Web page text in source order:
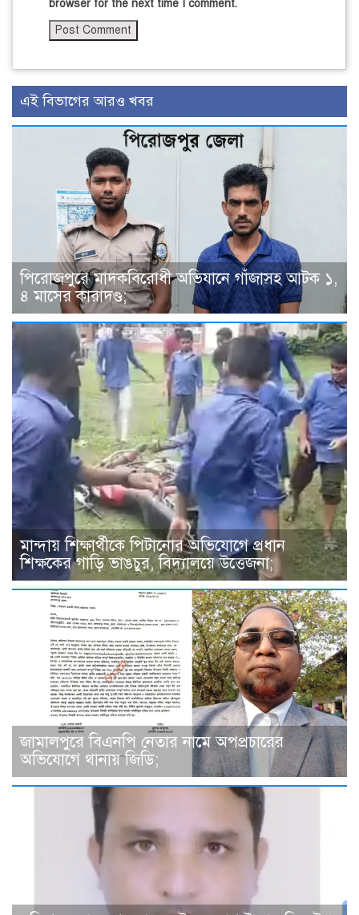
browser for the next time I comment.
এই বিভাগের আরও খবর
পিরোজপুরে মাদকবিরোধী অভিযানে গাঁজাসহ আটক ১,
৪ মাসের কারাদণ্ড;
মান্দায় শিক্ষার্থীকে পিটানোর অভিযোগে প্রধান
শিক্ষকের গাড়ি ভাঙচুর, বিদ্যালয়ে উত্তেজনা;
জামালপুরে বিএনপি নেতার নামে অপপ্রচারের
অভিযোগে থানায় জিডি;